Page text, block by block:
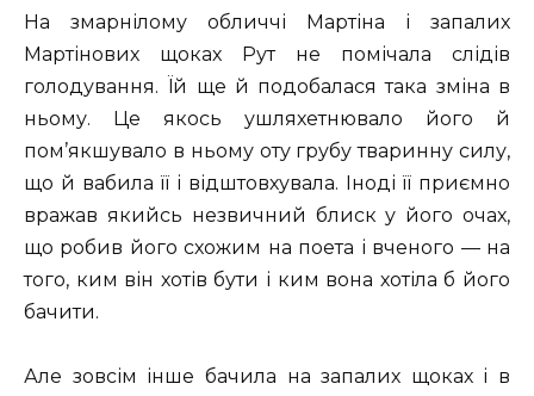
На змарнілому обличчі Мартіна і запалих
Мартінових щоках Рут не помічала слідів
голодування. Їй ще й подобалася така зміна в
ньому. Це якось ушляхетнювало його й
пом’якшувало в ньому оту грубу тваринну силу,
що й вабила її і відштовхувала. Іноді її приємно
вражав якийсь незвичний блиск у його очах,
що робив його схожим на поета і вченого — на
того, ким він хотів бути і ким вона хотіла б його
бачити.
Але зовсім інше бачила на запалих щоках і в